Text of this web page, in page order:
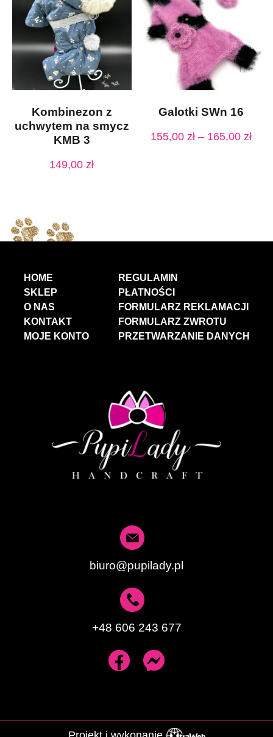
Kombinezon z
uchwytem na smycz
KMB 3
149,00zł
Galotki SWn 16
155,00zł – 165,00zł
HOME
SKLEP
O NAS
KONTAKT
MOJE KONTO
REGULAMIN
PŁATNOŚCI
FORMULARZ REKLAMACJI
FORMULARZ ZWROTU
PRZETWARZANIE DANYCH
biuro@pupilady.pl
+48 606 243 677